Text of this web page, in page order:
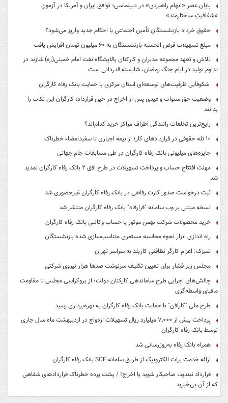
پایان عصرِ «ابهام راهبردی» در دیپلماسی؛ توافق ایران و آمریکا در آزمونِ
«شفافیتِ ساختارمند»
حقوق خرداد بازنشستگان تأمین اجتماعی با احکام جدید واریز می‌شود؟
مبلغ تسهیلات قرض الحسنه بازنشستگان به ۶۰ میلیون تومان افزایش یافت
تلاش و تعهد مجموعه مدیران و کارکنان پالایشگاه نفت امام خمینی(ره) شازند در
تداوم تولید در ایام جنگ رمضان، شایسته قدردانی است
شکوفایی ظرفیت‌های توسعه‌ای استان مرکزی با حمایت بانک رفاه کارگران
وضعیت حق سنوات و عیدی پس از اخراج در حین قرارداد؛ کارگران این نکات را
بدانند
رایج‌ترین تخلفات رانندگی اطراف مراکز خرید کدام‌اند؟
۱۰ تله حقوقی در قراردادهای کار؛ از بیمه اجباری تا سفیدامضاء خطرناک
جایزه‌های میلیونی بانک رفاه کارگران در طی مسابقات جام جهانی
مهلت افتتاح حساب و پرداخت تسهیلات در طرح افق ۲ بانک رفاه کارگران تمدید
شد
ثبت درخواست صدور کارت رفاهی در بانک رفاه کارگران غیرحضوری شد
نسخه مبتنی بر وب سامانه "فرارفاه" بانک رفاه کارگران منتشر شد
خرید محصولات شرکت بهمن موتور با حساب وکالتی بانک رفاه کارگران
راه اندازی ابزار نحوه محاسبه مستمری متناسب‌سازی شده بازنشستگان
تمیزک: اعزام کارگر نظافتی کاربلد به سراسر تهران
مجلس زیر فشار برای تعیین تکلیف سرنوشت صدها هزار نیروی شرکتی
چالش‌های اجرایی طرح ساماندهی کارکنان دولت؛ از بروکراسی مجلس تا مقاومت
مافیای واسطه‌گری
طرح ملی "کارافن" با حمایت بانک رفاه کارگران به بهره‌برداری رسید
پرداخت بیش از ۷,۰۰۰ میلیارد ریال تسهیلات ازدواج در اردیبهشت ماه سال جاری
توسط بانک رفاه کارگران
همراه بانک رفاه به‌روزرسانی شد
ارائه خدمت برات الکترونیک از طریق سامانه SCF بانک رفاه کارگران
قرارداد نبندید، صاحبکار شوید یا اخراج! / پشت پرده خطرناک قراردادهای شفاهی
که از آن بی‌خبرید